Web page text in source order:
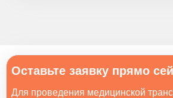
Оставьте заявку прямо
Для проведения медицинской